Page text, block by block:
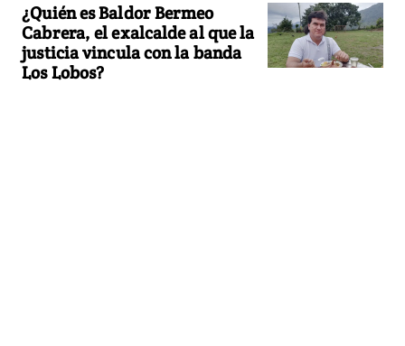
¿Quién es Baldor Bermeo
Cabrera, el exalcalde al que la
justicia vincula con la banda
Los Lobos?